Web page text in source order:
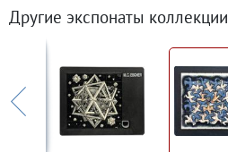
Другие экспонаты коллекции